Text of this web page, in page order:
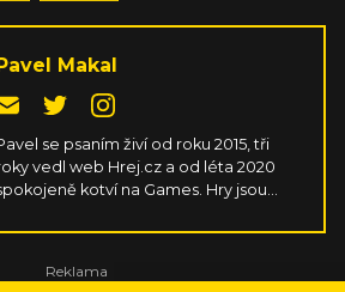
Pavel Makal
se psaním živí od roku 2015, tři
vedl web Hrej.cz a od léta 2020
kotví na Games. Hry jsou
nezdravé množství času. Kromě
radost mu ale dělají náročná